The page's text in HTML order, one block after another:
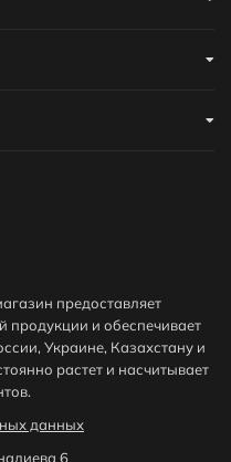
предоставляет
продукции и обеспечивает
Украине, Казахстану и
растет и насчитывает
данных
6